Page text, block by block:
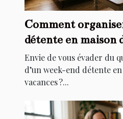
Comment
détente en maison
Envie de vous évader du
d’un week-end détente
vacances ?...